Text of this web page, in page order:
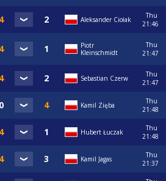
Aleksander Ciołak
Thu
21:46
Piotr
Kleinschmidt
Thu
21:47
Sebastian Czerw
Thu
21:47
Kamil Zięba
Thu
21:48
Hubert Łuczak
Thu
21:48
Kamil Jagas
Thu
21:37